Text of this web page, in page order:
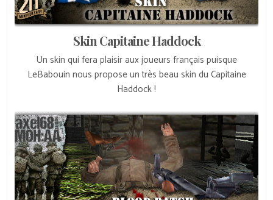
Skin Capitaine Haddock
Un skin qui fera plaisir aux joueurs français puisque
LeBabouin nous propose un très beau skin du Capitaine
Haddock !